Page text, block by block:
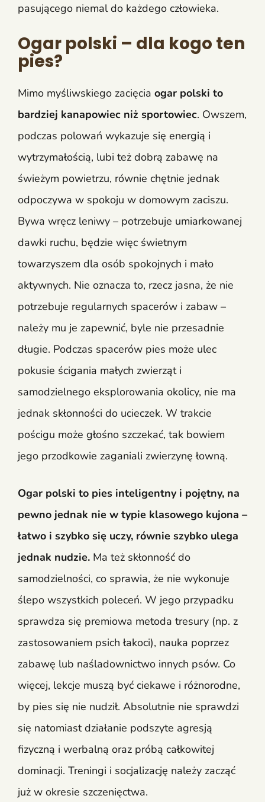
pasującego niemal do każdego człowieka.
Ogar polski – dla kogo ten
pies?
Mimo myśliwskiego zacięcia ogar polski to
bardziej kanapowiec niż sportowiec. Owszem,
podczas polowań wykazuje się energią i
wytrzymałością, lubi też dobrą zabawę na
świeżym powietrzu, równie chętnie jednak
odpoczywa w spokoju w domowym zaciszu.
Bywa wręcz leniwy – potrzebuje umiarkowanej
dawki ruchu, będzie więc świetnym
towarzyszem dla osób spokojnych i mało
aktywnych. Nie oznacza to, rzecz jasna, że nie
potrzebuje regularnych spacerów i zabaw –
należy mu je zapewnić, byle nie przesadnie
długie. Podczas spacerów pies może ulec
pokusie ścigania małych zwierząt i
samodzielnego eksplorowania okolicy, nie ma
jednak skłonności do ucieczek. W trakcie
pościgu może głośno szczekać, tak bowiem
jego przodkowie zaganiali zwierzynę łowną.
Ogar polski to pies inteligentny i pojętny, na
pewno jednak nie w typie klasowego kujona –
łatwo i szybko się uczy, równie szybko ulega
jednak nudzie. Ma też skłonność do
samodzielności, co sprawia, że nie wykonuje
ślepo wszystkich poleceń. W jego przypadku
sprawdza się premiowa metoda tresury (np. z
zastosowaniem psich łakoci), nauka poprzez
zabawę lub naśladownictwo innych psów. Co
więcej, lekcje muszą być ciekawe i różnorodne,
by pies się nie nudził. Absolutnie nie sprawdzi
się natomiast działanie podszyte agresją
fizyczną i werbalną oraz próbą całkowitej
dominacji. Treningi i socjalizację należy zacząć
już w okresie szczenięctwa.